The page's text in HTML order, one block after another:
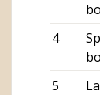
4
5